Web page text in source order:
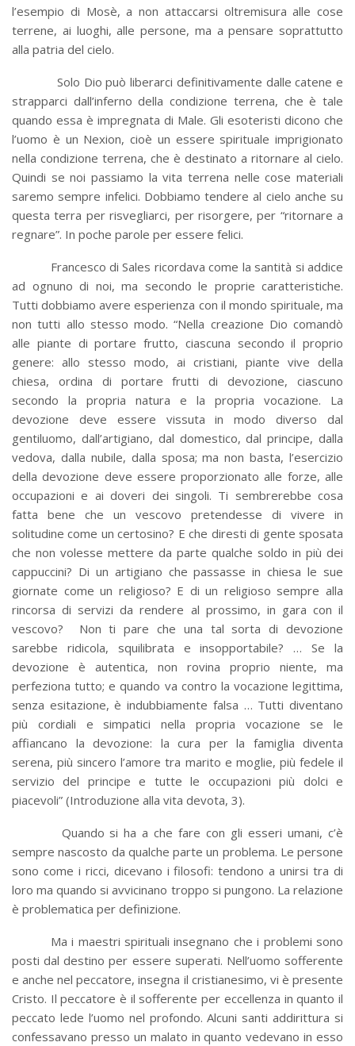
l’esempio di Mosè, a non attaccarsi oltremisura alle cose
terrene, ai luoghi, alle persone, ma a pensare soprattutto
alla patria del cielo.
Solo Dio può liberarci definitivamente dalle catene e
strapparci dall’inferno della condizione terrena, che è tale
quando essa è impregnata di Male. Gli esoteristi dicono che
l’uomo è un Nexion, cioè un essere spirituale imprigionato
nella condizione terrena, che è destinato a ritornare al cielo.
Quindi se noi passiamo la vita terrena nelle cose materiali
saremo sempre infelici. Dobbiamo tendere al cielo anche su
questa terra per risvegliarci, per risorgere, per “ritornare a
regnare”. In poche parole per essere felici.
Francesco di Sales ricordava come la santità si addice
ad ognuno di noi, ma secondo le proprie caratteristiche.
Tutti dobbiamo avere esperienza con il mondo spirituale, ma
non tutti allo stesso modo. “Nella creazione Dio comandò
alle piante di portare frutto, ciascuna secondo il proprio
genere: allo stesso modo, ai cristiani, piante vive della
chiesa, ordina di portare frutti di devozione, ciascuno
secondo la propria natura e la propria vocazione. La
devozione deve essere vissuta in modo diverso dal
gentiluomo, dall’artigiano, dal domestico, dal principe, dalla
vedova, dalla nubile, dalla sposa; ma non basta, l’esercizio
della devozione deve essere proporzionato alle forze, alle
occupazioni e ai doveri dei singoli. Ti sembrerebbe cosa
fatta bene che un vescovo pretendesse di vivere in
solitudine come un certosino? E che diresti di gente sposata
che non volesse mettere da parte qualche soldo in più dei
cappuccini? Di un artigiano che passasse in chiesa le sue
giornate come un religioso? E di un religioso sempre alla
rincorsa di servizi da rendere al prossimo, in gara con il
vescovo? Non ti pare che una tal sorta di devozione
sarebbe ridicola, squilibrata e insopportabile? … Se la
devozione è autentica, non rovina proprio niente, ma
perfeziona tutto; e quando va contro la vocazione legittima,
senza esitazione, è indubbiamente falsa … Tutti diventano
più cordiali e simpatici nella propria vocazione se le
affiancano la devozione: la cura per la famiglia diventa
serena, più sincero l’amore tra marito e moglie, più fedele il
servizio del principe e tutte le occupazioni più dolci e
piacevoli” (Introduzione alla vita devota, 3).
Quando si ha a che fare con gli esseri umani, c’è
sempre nascosto da qualche parte un problema. Le persone
sono come i ricci, dicevano i filosofi: tendono a unirsi tra di
loro ma quando si avvicinano troppo si pungono. La relazione
è problematica per definizione.
Ma i maestri spirituali insegnano che i problemi sono
posti dal destino per essere superati. Nell’uomo sofferente
e anche nel peccatore, insegna il cristianesimo, vi è presente
Cristo. Il peccatore è il sofferente per eccellenza in quanto il
peccato lede l’uomo nel profondo. Alcuni santi addirittura si
confessavano presso un malato in quanto vedevano in esso